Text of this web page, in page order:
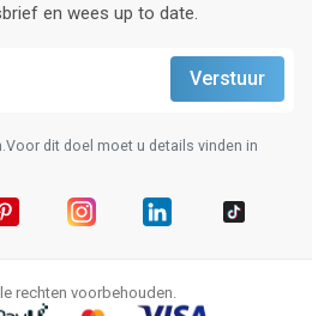
en wees up to date.
dit doel moet u details vinden in
rechten voorbehouden.